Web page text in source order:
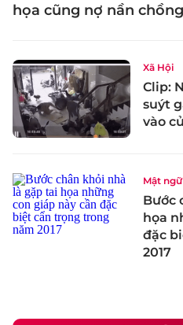
họa cũng nợ nần
Xã Hội
Clip:
suýt
vào
Mật ngữ
Bước
họa
đặc
2017